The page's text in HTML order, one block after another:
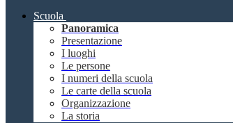
Scuola
Panoramica
Presentazione
I luoghi
Le persone
I numeri della scuola
Le carte della scuola
Organizzazione
La storia